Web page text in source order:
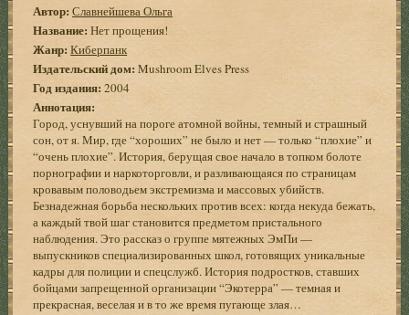
Автор: Славнейшева Ольга
Название: Нет прощения!
Жанр: Киберпанк
Издательский дом: Mushroom Elves Press
Год издания:2004
Аннотация:
Город, уснувший на пороге атомной войны, темный и страшный
сон, от я. Мир, где “хороших” не было и нет — только “плохие” и
“очень плохие”. История, берущая свое начало в топком болоте
порнографии и наркоторговли, и разливающаяся по страницам
кровавым половодьем экстремизма и массовых убийств.
Безнадежная борьба нескольких против всех: когда некуда бежать,
а каждый твой шаг становится предметом пристального
наблюдения. Это рассказ о группе мятежных ЭмПи —
выпускников специализированных школ, готовящих уникальные
кадры для полиции и спецслужб. История подростков, ставших
бойцами запрещенной организации “Экотерра” — темная и
прекрасная, веселая и в то же время пугающе злая…